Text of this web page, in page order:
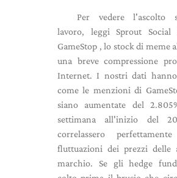
Per vedere l'ascolto
lavoro, leggi Sprout Social
GameStop , lo stock di meme
una breve compressione
Internet. I nostri dati
come le menzioni di
siano aumentate del
settimana all'inizio del
correlassero
fluttuazioni dei prezzi delle
marchio. Se gli hedge fund